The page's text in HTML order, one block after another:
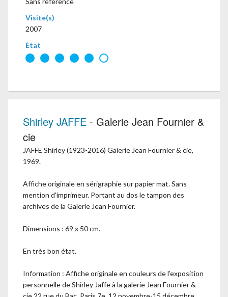
Visite(s)
2007
État
Shirley JAFFE - Galerie Jean Fournier &
cie
JAFFE Shirley (1923-2016) Galerie Jean Fournier & cie,
1969.
Affiche originale en sérigraphie sur papier mat. Sans
mention d'imprimeur. Portant au dos le tampon des
archives de la Galerie Jean Fournier.
Dimensions : 69 x 50 cm.
En très bon état.
Information : Affiche originale en couleurs de l’exposition
personnelle de Shirley Jaffe à la galerie Jean Fournier &